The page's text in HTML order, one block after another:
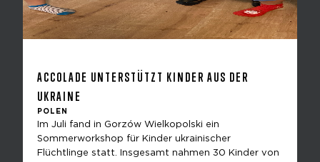
ACCOLADE UNTERSTÜTZT KINDER AUS DER
UKRAINE
POLEN
Im Juli fand in Gorzów Wielkopolski ein
Sommerworkshop für Kinder ukrainischer
Flüchtlinge statt. Insgesamt nahmen 30 Kinder von